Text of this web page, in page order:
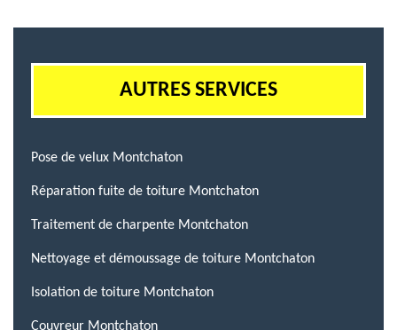
AUTRES SERVICES
Pose de velux Montchaton
Réparation fuite de toiture Montchaton
Traitement de charpente Montchaton
Nettoyage et démoussage de toiture Montchaton
Isolation de toiture Montchaton
Couvreur Montchaton